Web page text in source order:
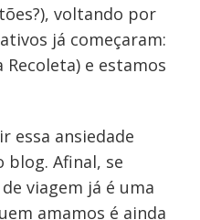
voltando por
já começaram:
e estamos
essa ansiedade
blog. Afinal, se
viagem já é uma
amamos é ainda